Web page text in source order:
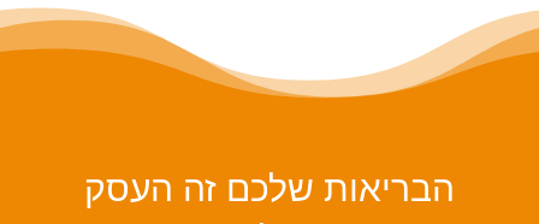
הבריאות שלכם זה העסק